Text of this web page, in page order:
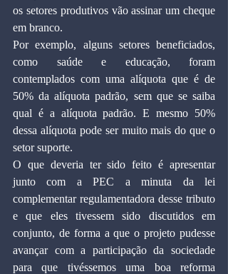
os setores produtivos vão assinar um cheque
em branco.
Por exemplo, alguns setores beneficiados,
como saúde e educação, foram
contemplados com uma alíquota que é de
50% da alíquota padrão, sem que se saiba
qual é a alíquota padrão. E mesmo 50%
dessa alíquota pode ser muito mais do que o
setor suporte.
O que deveria ter sido feito é apresentar
junto com a PEC a minuta da lei
complementar regulamentadora desse tributo
e que eles tivessem sido discutidos em
conjunto, de forma a que o projeto pudesse
avançar com a participação da sociedade
para que tivéssemos uma boa reforma